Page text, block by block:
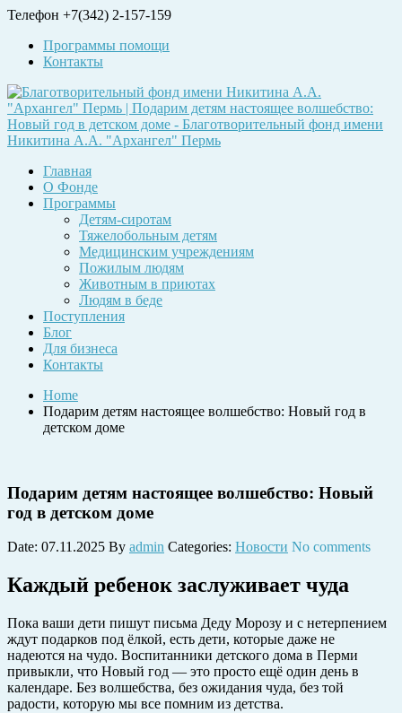
Телефон +7(342) 2-157-159
Программы помощи
Контакты
Главная
О Фонде
Программы
Детям-сиротам
Тяжелобольным детям
Медицинским учреждениям
Пожилым людям
Животным в приютах
Людям в беде
Поступления
Блог
Для бизнеса
Контакты
Home
Подарим детям настоящее волшебство: Новый год в
детском доме
Подарим детям настоящее волшебство: Новый
год в детском доме
Date: 07.11.2025 By admin Categories: Новости No comments
Каждый ребенок заслуживает чуда
Пока ваши дети пишут письма Деду Морозу и с нетерпением
ждут подарков под ёлкой, есть дети, которые даже не
надеются на чудо. Воспитанники детского дома в Перми
привыкли, что Новый год — это просто ещё один день в
календаре. Без волшебства, без ожидания чуда, без той
радости, которую мы все помним из детства.